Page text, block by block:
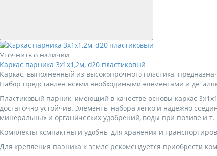
Уточнить о наличии
Каркас парника 3х1х1,2м, d20 пластиковый
Каркас, выполненный из высокопрочного пластика,
Набор представлен всеми необходимыми элементами и
Пластиковый парник, имеющий в качестве основы каркас
достаточно устойчив. Элементы набора легко и надежно
минеральных и органических удобрений, воды при поливе и
Комплекты компактны и удобны для хранения и
Для крепления парника к земле рекомендуется приобрести